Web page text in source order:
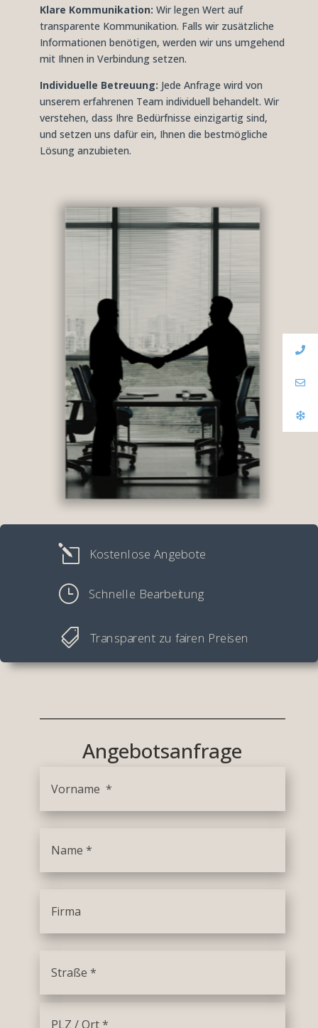
Klare Kommunikation: Wir legen Wert auf
transparente Kommunikation. Falls wir zusätzliche
Informationen benötigen, werden wir uns umgehend
mit Ihnen in Verbindung setzen.
Individuelle Betreuung: Jede Anfrage wird von
unserem erfahrenen Team individuell behandelt. Wir
verstehen, dass Ihre Bedürfnisse einzigartig sind,
und setzen uns dafür ein, Ihnen die bestmögliche
Lösung anzubieten.
l Kostenlose Angebote
} Schnelle Bearbeitung
 Transparent zu fairen Preisen
Angebotsanfrage